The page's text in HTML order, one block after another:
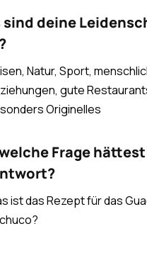
sind deine
Natur, Sport,
gute
Originelles
Frage
ist das Rezept für das